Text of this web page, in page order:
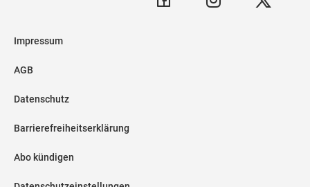
Impressum
AGB
Datenschutz
Barrierefreiheitserklärung
Abo kündigen